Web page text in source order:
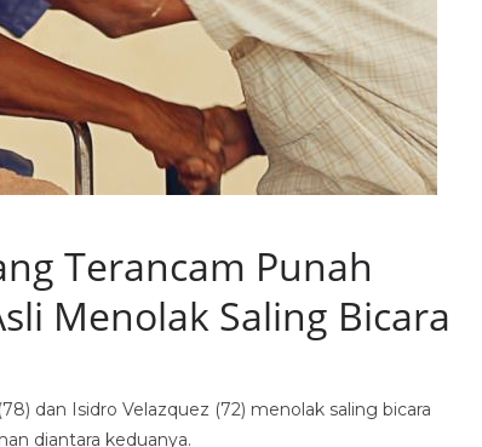
Terancam Punah
Menolak Saling Bicara
dan Isidro Velazquez (72) menolak saling bicara
diantara keduanya.